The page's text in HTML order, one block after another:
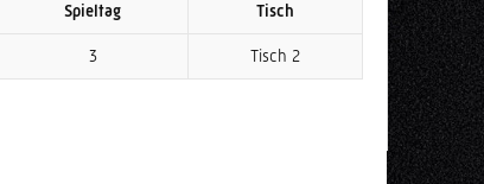
Spieltag Tisch
3 Tisch 2